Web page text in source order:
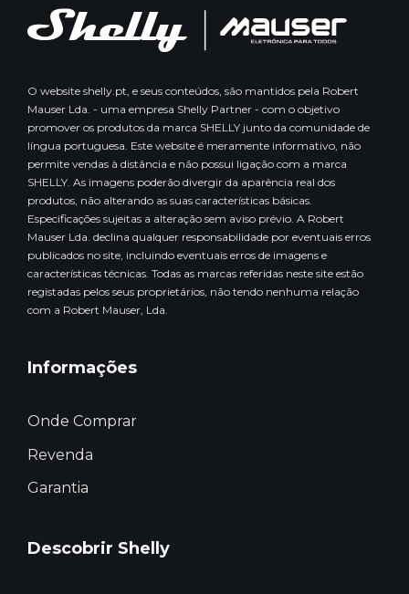
O website shelly.pt, e seus conteúdos, são mantidos pela Robert
Mauser Lda. - uma empresa Shelly Partner - com o objetivo
promover os produtos da marca SHELLY junto da comunidade de
língua portuguesa. Este website é meramente informativo, não
permite vendas à distância e não possui ligação com a marca
SHELLY. As imagens poderão divergir da aparência real dos
produtos, não alterando as suas características básicas.
Especificações sujeitas a alteração sem aviso prévio. A Robert
Mauser Lda. declina qualquer responsabilidade por eventuais erros
publicados no site, incluindo eventuais erros de imagens e
características técnicas. Todas as marcas referidas neste site estão
registadas pelos seus proprietários, não tendo nenhuma relação
com a Robert Mauser, Lda.
Informações
Onde Comprar
Revenda
Garantia
Descobrir Shelly